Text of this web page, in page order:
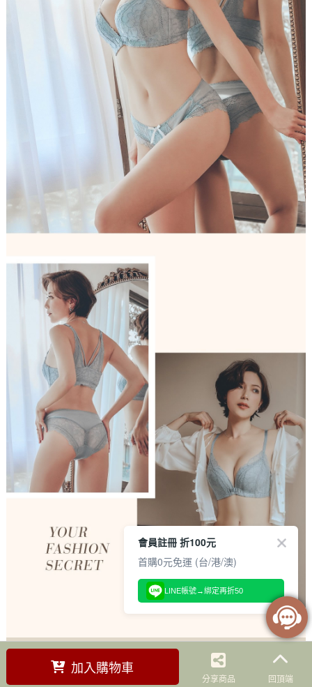
加入購物車
分享商品 回頂端
會員註冊 折100元
首購0元免運 (台/港/澳)
LINE帳號→綁定再折50